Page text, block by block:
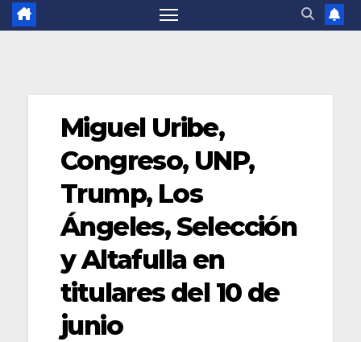
Miguel Uribe,
Congreso, UNP,
Trump, Los
Ángeles, Selección
y Altafulla en
titulares del 10 de
junio